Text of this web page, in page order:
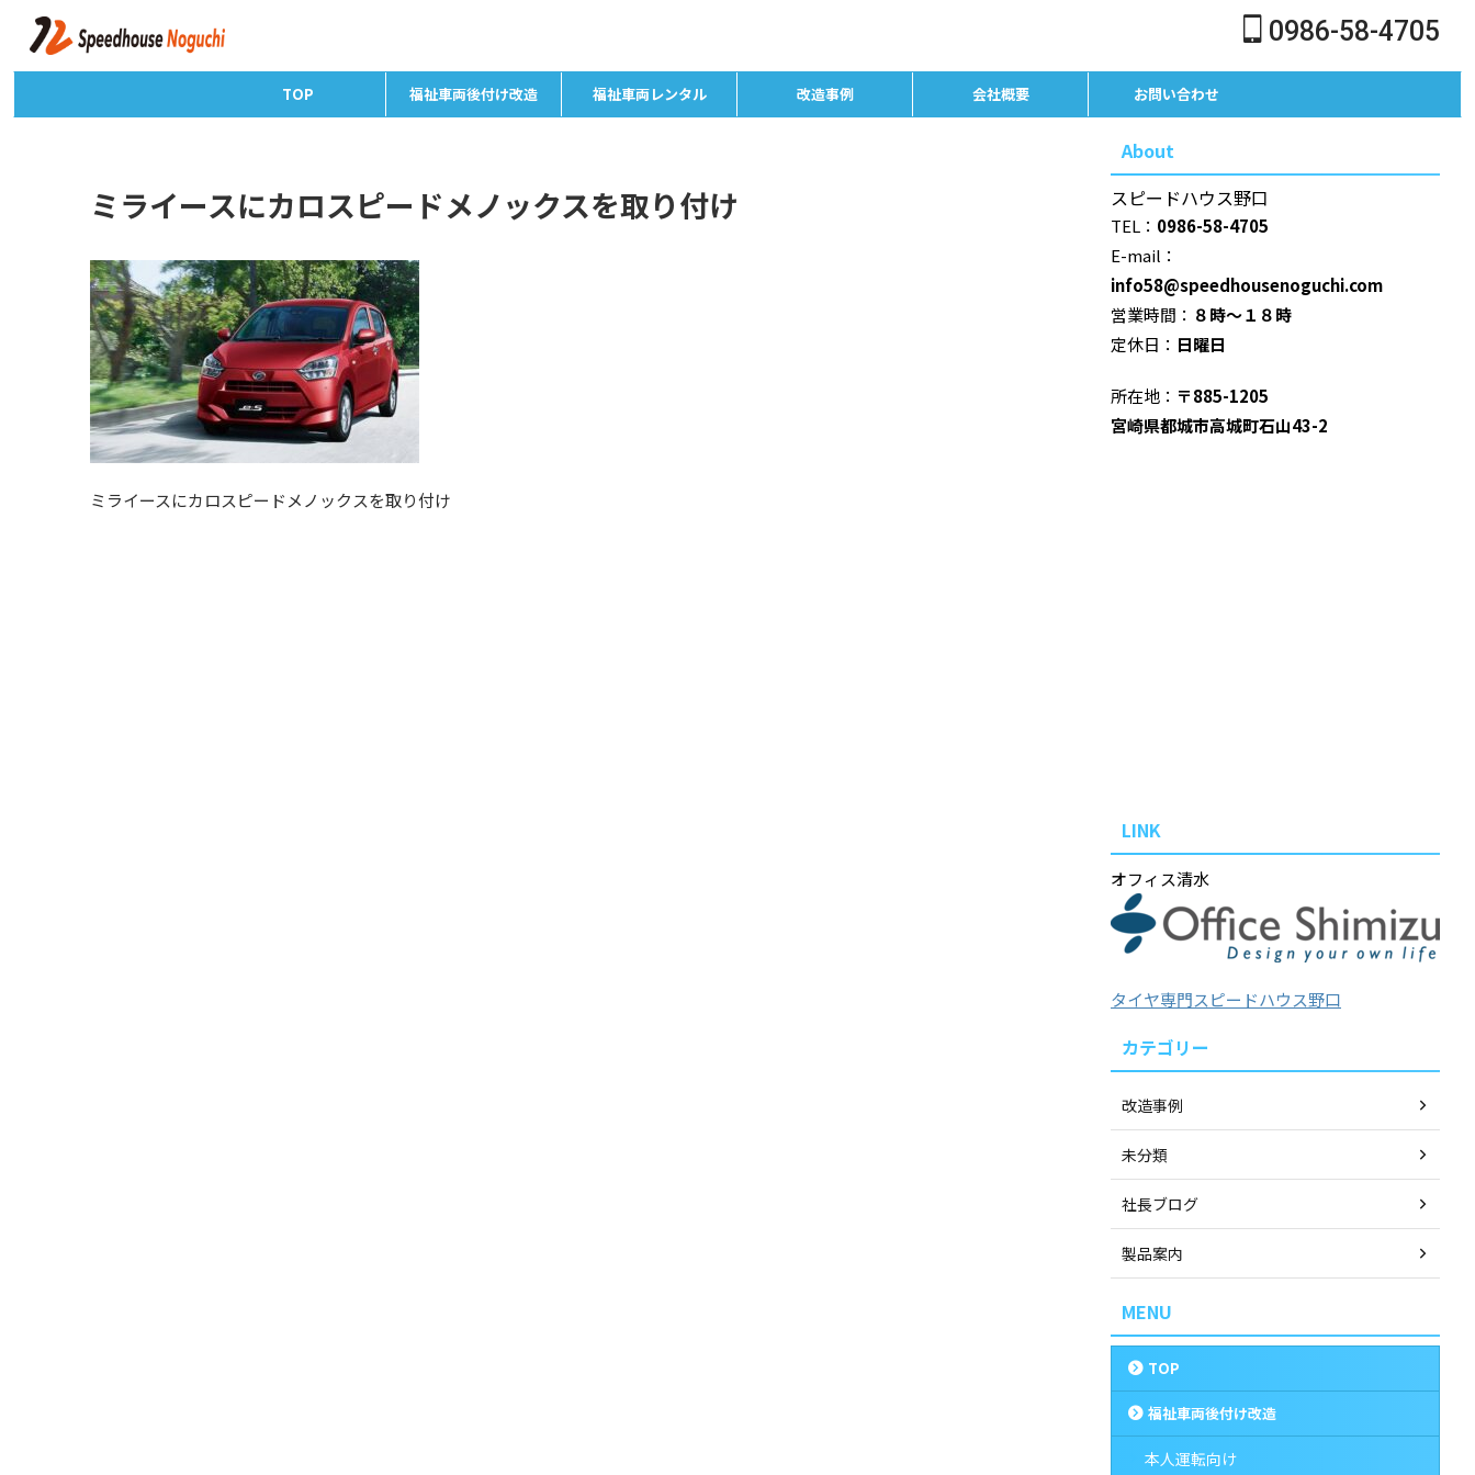
0986-58-4705
TOP 福祉車両後付け改造 福祉車両レンタル 改造事例 会社概要 お問い合わせ
ミライースにカロスピードメノックスを取り付け
ミライースにカロスピードメノックスを取り付け
About
スピードハウス野口
TEL： 0986-58-4705
E-mail：
info58@speedhousenoguchi.com
営業時間： ８時～１８時
定休日： 日曜日
所在地： 〒885-1205
宮崎県都城市高城町石山43-2
LINK
オフィス清水
タイヤ専門スピードハウス野口
カテゴリー
改造事例
未分類
社長ブログ
製品案内
MENU
TOP
福祉車両後付け改造
本人運転向け